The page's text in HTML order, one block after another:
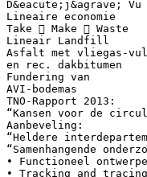
D&eacute;j&agrave;
Lineaire economie
Take  Make  Waste
Lineair Landfill
Asfalt met vliegas-
en rec. dakbitumen
Fundering van
AVI-bodemas
TNO-Rapport 2013:
“Kansen voor de
Aanbeveling:
“Heldere
“Samenhangende
• Functioneel
• Tracking and tracing